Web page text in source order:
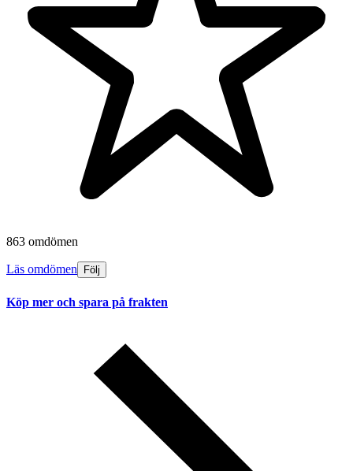
863 omdömen
Läs omdömen Följ
Köp mer och spara på frakten